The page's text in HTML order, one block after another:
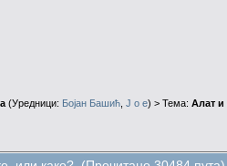
(Уредници: Бојан Башић J o e) > Тема: Алат и